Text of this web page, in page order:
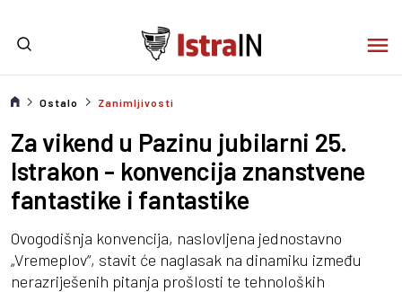
Ostalo Zanimljivosti
Za vikend u Pazinu jubilarni 25.
Istrakon - konvencija znanstvene
fantastike i fantastike
Ovogodišnja konvencija, naslovljena jednostavno
„Vremeplov“, stavit će naglasak na dinamiku između
nerazriješenih pitanja prošlosti te tehnoloških